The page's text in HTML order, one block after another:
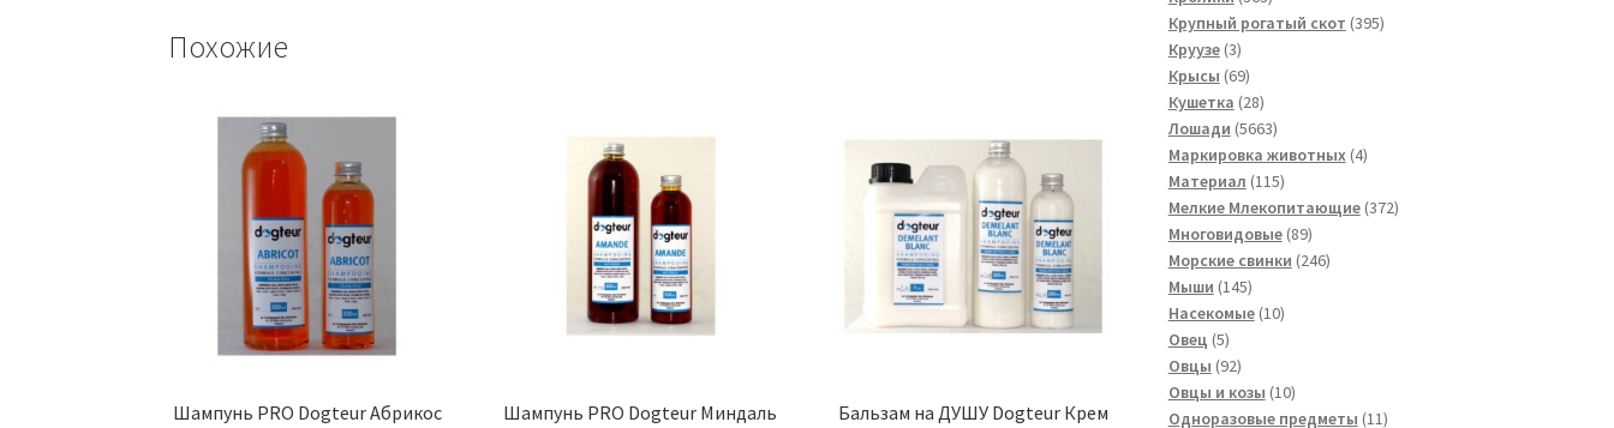
Похожие
Шампунь PRO Dogteur Абрикос
Шампунь PRO Dogteur Миндаль
Бальзам на ДУШУ Dogteur Крем
товара
Крупный рогатый скот 395395
Круузе 33
товара
Крысы 6969
товаров
Кушетка 2828
товаров
Лошади 56635663
товара
Маркировка животных 44
Материал 115115
товаров
Мелкие Млекопитающие 372372
Многовидовые 8989
товаров
Морские свинки 246246
Мыши 145145
товаров
Насекомые 1010
Овец 55
товаров
Овцы 9292
товара
Овцы и козы 1010
товаров
Одноразовые предметы 1111